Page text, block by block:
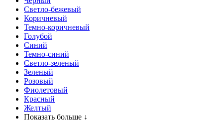
Светло-бежевый
Коричневый
Темно-коричневый
Голубой
Синий
Темно-синий
Светло-зеленый
Зеленый
Розовый
Фиолетовый
Красный
Желтый
Показать больше ↓